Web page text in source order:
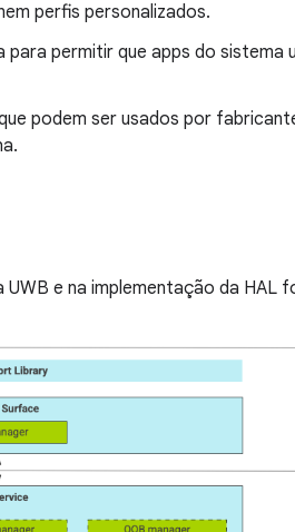
perfis personalizados.
para permitir que apps do sistema
podem ser usados por
UWB e na implementação da